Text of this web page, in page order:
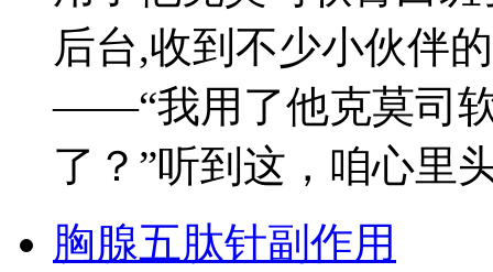
后台,收到不少小伙伴
——“我用了他克莫司
了？”听到这，咱心里
胸腺五肽针副作用